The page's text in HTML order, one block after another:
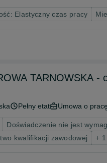
Elastyczny czas pracy
/ DĄBROWA
Pełny etat Umowa o pracę
Doświadczenie nie jest
kwalifikacji zawodowej
+